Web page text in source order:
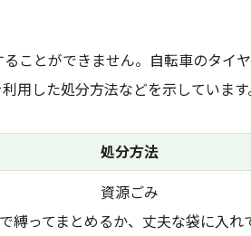
ことができません。自転車のタイ
用した処分方法などを示しています
処分方法
資源ごみ
縛ってまとめるか、丈夫な袋に入れ